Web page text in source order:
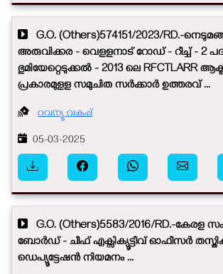
G.O. (Others)574151/2023/RD.-
അരുവിക്കര - വെളളനാട് റോഡ് - റീച്ച് - 2
ഭുമിയേറ്റെടുക്കൽ - 2013 ലെ RFCTLARR
പ്രകാരമുളള സമുചിത സർക്കാർ ഉത്തരവ് ...
റവന്യൂ വകുപ്പ്
05-03-2025
G.O. (Others)5583/2016/RD.-
ബോർഡ് - ചീഫ് എക്സിക്യൂട്ടീവ് ഓഫീസർ
ഡെപ്യൂട്ടേഷൻ‍ നിയമനം ...